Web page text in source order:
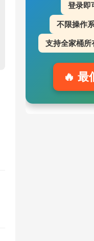
登录即
不限操作
支持全家桶所
🔥 最